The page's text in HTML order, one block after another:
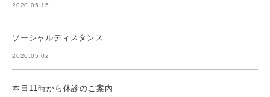
2020.05.15
ソーシャルディスタンス
2020.05.02
本日11時から休診のご案内